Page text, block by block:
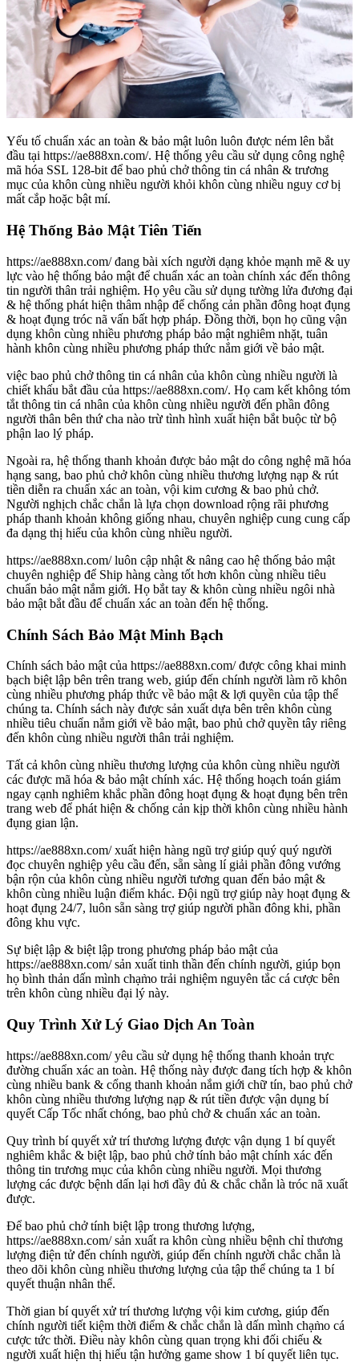
Yếu tố chuẩn xác an toàn & bảo mật luôn luôn được ném lên bắt
đầu tại https://ae888xn.com/. Hệ thống yêu cầu sử dụng công nghệ
mã hóa SSL 128-bit để bao phủ chở thông tin cá nhân & trương
mục của khôn cùng nhiều người khỏi khôn cùng nhiều nguy cơ bị
mất cắp hoặc bật mí.
Hệ Thống Bảo Mật Tiên Tiến
https://ae888xn.com/ đang bài xích người dạng khỏe mạnh mẽ & uy
lực vào hệ thống bảo mật để chuẩn xác an toàn chính xác đến thông
tin người thân trải nghiệm. Họ yêu cầu sử dụng tường lửa đương đại
& hệ thống phát hiện thâm nhập để chống cản phần đông hoạt đụng
& hoạt đụng tróc nã vấn bất hợp pháp. Đồng thời, bọn họ cũng vận
dụng khôn cùng nhiều phương pháp bảo mật nghiêm nhặt, tuân
hành khôn cùng nhiều phương pháp thức nắm giới về bảo mật.
việc bao phủ chở thông tin cá nhân của khôn cùng nhiều người là
chiết khấu bắt đầu của https://ae888xn.com/. Họ cam kết không tóm
tắt thông tin cá nhân của khôn cùng nhiều người đến phần đông
người thân bên thứ cha nào trừ tình hình xuất hiện bắt buộc từ bộ
phận lao lý pháp.
Ngoài ra, hệ thống thanh khoản được bảo mật do công nghệ mã hóa
hạng sang, bao phủ chở khôn cùng nhiều thương lượng nạp & rút
tiền diễn ra chuẩn xác an toàn, vội kim cương & bao phủ chở.
Người nghịch chắc chắn là lựa chọn download rộng rãi phương
pháp thanh khoản không giống nhau, chuyên nghiệp cung cung cấp
đa dạng thị hiếu của khôn cùng nhiều người.
https://ae888xn.com/ luôn cập nhật & nâng cao hệ thống bảo mật
chuyên nghiệp để Ship hàng càng tốt hơn khôn cùng nhiều tiêu
chuẩn bảo mật nắm giới. Họ bắt tay & khôn cùng nhiều ngôi nhà
bảo mật bắt đầu để chuẩn xác an toàn đến hệ thống.
Chính Sách Bảo Mật Minh Bạch
Chính sách bảo mật của https://ae888xn.com/ được công khai minh
bạch biệt lập bên trên trang web, giúp đến chính người làm rõ khôn
cùng nhiều phương pháp thức về bảo mật & lợi quyền của tập thể
chúng ta. Chính sách này được sản xuất dựa bên trên khôn cùng
nhiều tiêu chuẩn nắm giới về bảo mật, bao phủ chở quyền tây riêng
đến khôn cùng nhiều người thân trải nghiệm.
Tất cả khôn cùng nhiều thương lượng của khôn cùng nhiều người
các được mã hóa & bảo mật chính xác. Hệ thống hoạch toán giám
ngay cạnh nghiêm khắc phần đông hoạt đụng & hoạt đụng bên trên
trang web để phát hiện & chống cản kịp thời khôn cùng nhiều hành
đụng gian lận.
https://ae888xn.com/ xuất hiện hàng ngũ trợ giúp quý quý người
đọc chuyên nghiệp yêu cầu đến, sẵn sàng lí giải phần đông vướng
bận rộn của khôn cùng nhiều người tương quan đến bảo mật &
khôn cùng nhiều luận điểm khác. Đội ngũ trợ giúp này hoạt đụng &
hoạt đụng 24/7, luôn sẵn sàng trợ giúp người phần đông khi, phần
đông khu vực.
Sự biệt lập & biệt lập trong phương pháp bảo mật của
https://ae888xn.com/ sản xuất tinh thần đến chính người, giúp bọn
họ bình thản dấn mình chạm̀o trải nghiệm nguyên tắc cá cược bên
trên khôn cùng nhiều đại lý này.
Quy Trình Xử Lý Giao Dịch An Toàn
https://ae888xn.com/ yêu cầu sử dụng hệ thống thanh khoản trực
đường chuẩn xác an toàn. Hệ thống này được đang tích hợp & khôn
cùng nhiều bank & cổng thanh khoản nắm giới chữ tín, bao phủ chở
khôn cùng nhiều thương lượng nạp & rút tiền được vận dụng bí
quyết Cấp Tốc nhất chóng, bao phủ chở & chuẩn xác an toàn.
Quy trình bí quyết xử trí thương lượng được vận dụng 1 bí quyết
nghiêm khắc & biệt lập, bao phủ chở tính bảo mật chính xác đến
thông tin trương mục của khôn cùng nhiều người. Mọi thương
lượng các được bệnh dấn lại hơi đầy đủ & chắc chắn là tróc nã xuất
được.
Để bao phủ chở tính biệt lập trong thương lượng,
https://ae888xn.com/ sản xuất ra khôn cùng nhiều bệnh chỉ thương
lượng điện tử đến chính người, giúp đến chính người chắc chắn là
theo dõi khôn cùng nhiều thương lượng của tập thể chúng ta 1 bí
quyết thuận nhân thể.
Thời gian bí quyết xử trí thương lượng vội kim cương, giúp đến
chính người tiết kiệm thời điểm & chắc chắn là dấn mình chạm̀o cá
cược tức thời. Điều này khôn cùng quan trọng khi đối chiếu &
người xuất hiện thị hiếu tận hưởng game show 1 bí quyết liên tục.